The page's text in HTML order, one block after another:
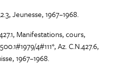
Jeunesse, 1967–1968.
Manifestations, cours,
4#111*, Az. C.N.427.6,
1967–1968.